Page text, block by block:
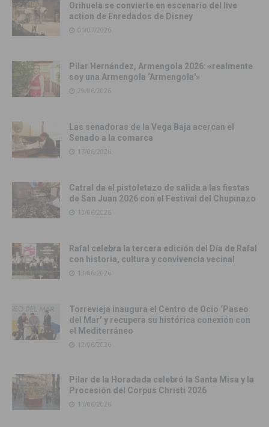
Orihuela se convierte en escenario del live
action de Enredados de Disney
01/07/2026
Pilar Hernández, Armengola 2026: «realmente
soy una Armengola ‘Armengola'»
29/06/2026
Las senadoras de la Vega Baja acercan el
Senado a la comarca
17/06/2026
Catral da el pistoletazo de salida a las fiestas
de San Juan 2026 con el Festival del Chupinazo
13/06/2026
Rafal celebra la tercera edición del Día de Rafal
con historia, cultura y convivencia vecinal
13/06/2026
Torrevieja inaugura el Centro de Ocio ‘Paseo
del Mar’ y recupera su histórica conexión con
el Mediterráneo
12/06/2026
Pilar de la Horadada celebró la Santa Misa y la
Procesión del Corpus Christi 2026
11/06/2026